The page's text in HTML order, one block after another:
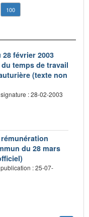
100
février 2003
temps de travail
(texte non
: 28-02-2003
du 28 mars
: 25-07-